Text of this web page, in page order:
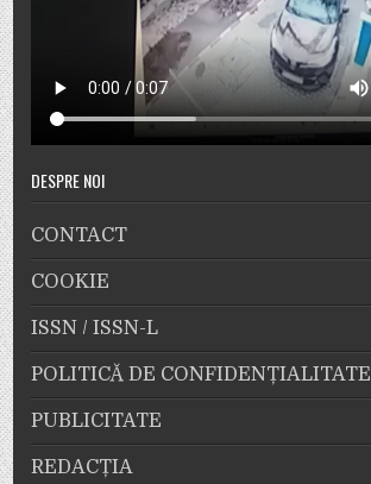
DESPRE NOI
CONTACT
COOKIE
ISSN / ISSN-L
POLITICĂ DE CONFIDENȚIALITATE
PUBLICITATE
REDACȚIA